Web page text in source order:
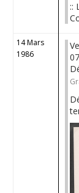
::
14 Mars
1986